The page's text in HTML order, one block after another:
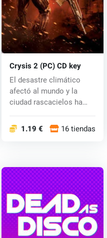
Crysis 2 (PC) CD key
El desastre climático
afectó al mundo y la
ciudad rascacielos ha
1.19 € 16 tiendas